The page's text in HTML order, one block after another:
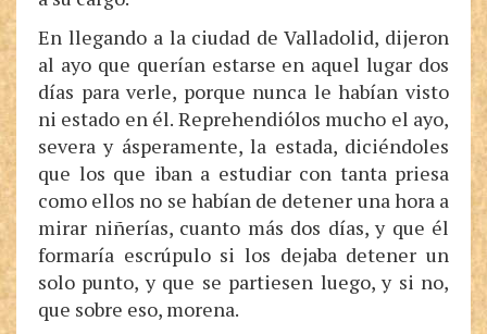
En llegando a la ciudad de Valladolid, dijeron
al ayo que querían estarse en aquel lugar dos
días para verle, porque nunca le habían visto
ni estado en él. Reprehendiólos mucho el ayo,
severa y ásperamente, la estada, diciéndoles
que los que iban a estudiar con tanta priesa
como ellos no se habían de detener una hora a
mirar niñerías, cuanto más dos días, y que él
formaría escrúpulo si los dejaba detener un
solo punto, y que se partiesen luego, y si no,
que sobre eso, morena.